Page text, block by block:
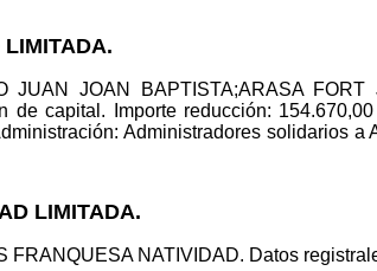
LIMITADA.
JUAN JOAN BAPTISTA;ARASA
de capital. Importe reducción:
Administradores solidarios
LIMITADA.
NATIVIDAD. Datos